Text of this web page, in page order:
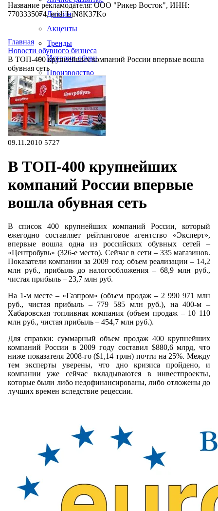
Дизайн
Акценты
Тренды
Истории обуви
Производство
Название рекламодателя: ООО "Рикер Восток", ИНН:
7703335074, erid: LjN8K37Ko
Главная
Новости обувного бизнеса
В ТОП-400 крупнейших компаний России впервые вошла
обувная сеть
09.11.2010 5727
В ТОП-400 крупнейших
компаний России впервые
вошла обувная сеть
В список 400 крупнейших компаний России, который
ежегодно составляет рейтинговое агентство «Эксперт»,
впервые вошла одна из российских обувных сетей –
«Центробувь» (326-е место). Сейчас в сети – 335 магазинов.
Показатели компании за 2009 год: объем реализации – 14,2
млн руб., прибыль до налогообложения – 68,9 млн руб.,
чистая прибыль – 23,7 млн руб.
На 1-м месте – «Газпром» (объем продаж – 2 990 971 млн
руб., чистая прибыль – 779 585 млн руб.), на 400-м –
Хабаровская топливная компания (объем продаж – 10 110
млн руб., чистая прибыль – 454,7 млн руб.).
Для справки: суммарный объем продаж 400 крупнейших
компаний России в 2009 году составил $880,6 млрд, что
ниже показателя 2008-го ($1,14 трлн) почти на 25%. Между
тем эксперты уверены, что дно кризиса пройдено, и
компании уже сейчас вкладываются в инвестпроекты,
которые были либо недофинансированы, либо отложены до
лучших времен вследствие рецессии.